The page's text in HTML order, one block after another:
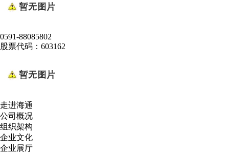
0591-88085802
股票代码：603162
走进海通
公司概况
组织架构
企业文化
企业展厅